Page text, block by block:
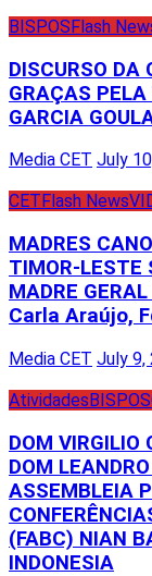
BISPOSFlash
DISCURSO DA
GRAÇAS
GARCIA
Media CET July
CET Flash News
MADRES
TIMOR-LESTE
MADRE
Carla Araújo,
Media CET July 9,
AtividadesBISPOS
DOM VIRGILIO
DOM
ASSEMBLEIA
(FABC) NIAN
INDONESIA